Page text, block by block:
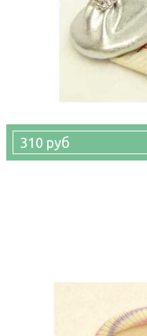
310 руб